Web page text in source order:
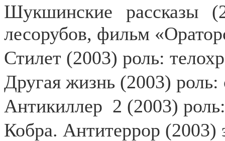
Шукшинские рассказы
лесорубов, фильм
Стилет (2003) роль:
Другая жизнь (2003) роль:
Антикиллер 2 (2003)
Кобра. Антитеррор